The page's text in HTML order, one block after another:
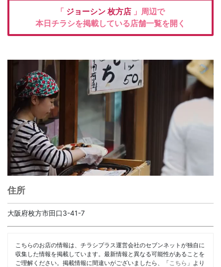
「 ジョーシン 枚方店 」周辺で
本日チラシを掲載している店舗一覧を開く
住所
大阪府枚方市田口3-41-7
こちらのお店の情報は、チラシプラス運営会社のセブンネットが独自に
収集した情報を掲載しています。最新情報と異なる可能性があることを
ご理解ください。掲載情報に間違いがございましたら、「 こちら 」より